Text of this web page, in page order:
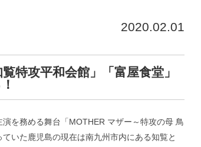
2020.02.01
特攻平和会館」「富屋食堂」
を務める舞台「MOTHER マザー～特攻の母 鳥
いた鹿児島の現在は南九州市内にある知覧と